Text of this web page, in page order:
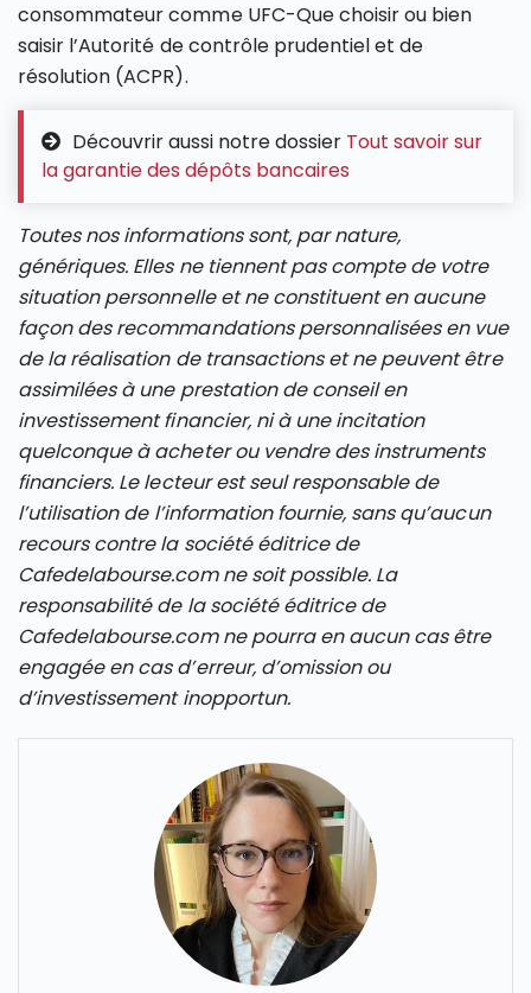
consommateur comme UFC-Que choisir ou bien
saisir l’Autorité de contrôle prudentiel et de
résolution (ACPR).
Découvrir aussi notre dossier Tout savoir sur
la garantie des dépôts bancaires
Toutes nos informations sont, par nature,
génériques. Elles ne tiennent pas compte de votre
situation personnelle et ne constituent en aucune
façon des recommandations personnalisées en vue
de la réalisation de transactions et ne peuvent être
assimilées à une prestation de conseil en
investissement financier, ni à une incitation
quelconque à acheter ou vendre des instruments
financiers. Le lecteur est seul responsable de
l’utilisation de l’information fournie, sans qu’aucun
recours contre la société éditrice de
Cafedelabourse.com ne soit possible. La
responsabilité de la société éditrice de
Cafedelabourse.com ne pourra en aucun cas être
engagée en cas d’erreur, d’omission ou
d’investissement inopportun.